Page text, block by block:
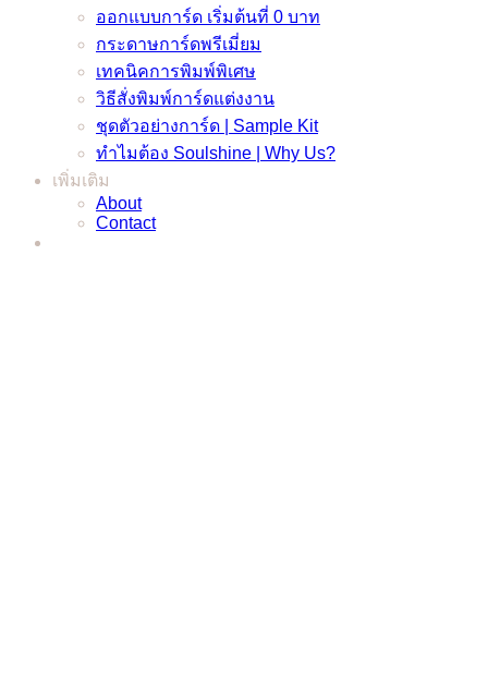
ออกแบบการ์ด เริ่มต้นที่ 0 บาท
กระดาษการ์ดพรีเมี่ยม
เทคนิคการพิมพ์พิเศษ
วิธีสั่งพิมพ์การ์ดแต่งงาน
ชุดตัวอย่างการ์ด | Sample Kit
ทำไมต้อง Soulshine | Why Us?
เพิ่มเติม
About
Contact